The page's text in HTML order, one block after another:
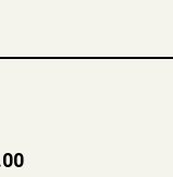
di imprevisti.